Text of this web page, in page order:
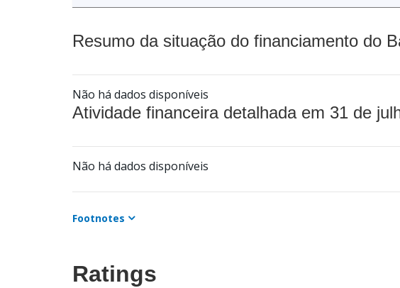
Resumo da situação do financiamento do
Não há dados disponíveis
Atividade financeira detalhada em 31 de
Não há dados disponíveis
Footnotes
Ratings